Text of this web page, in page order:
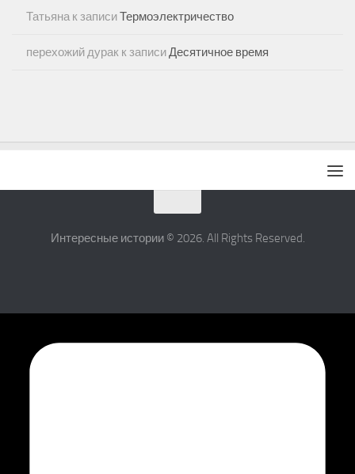
Татьянак записиТермоэлектричество
перехожий дурак к записиДесятичное время
Интересные истории © 2026. All Rights Reserved.